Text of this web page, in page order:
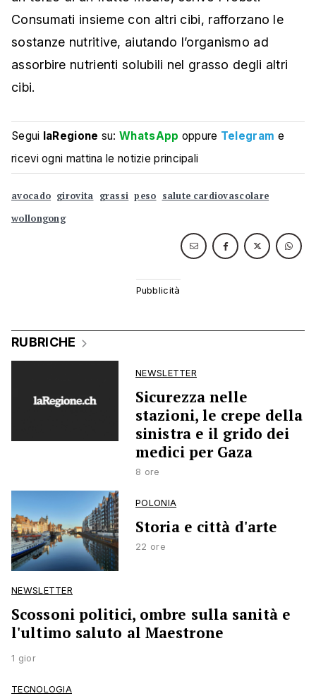
Consumati insieme con altri cibi, rafforzano le
sostanze nutritive, aiutando l’organismo ad
assorbire nutrienti solubili nel grasso degli altri
cibi.
Segui laRegione su:WhatsApp oppure Telegram e
ricevi ogni mattina le notizie principali
avocado girovita grassi peso salute cardiovascolare
wollongong
RUBRICHE
NEWSLETTER
Sicurezza nelle
stazioni, le crepe della
sinistra e il grido dei
medici per Gaza
8 ore
POLONIA
Storia e città d'arte
22 ore
NEWSLETTER
Scossoni politici, ombre sulla sanità e
l'ultimo saluto al Maestrone
1 gior
TECNOLOGIA